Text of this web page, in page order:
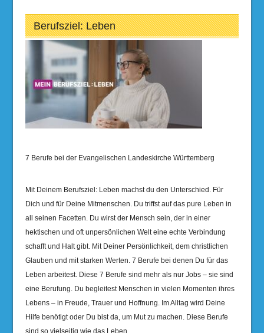
Berufsziel: Leben
7 Berufe bei der Evangelischen Landeskirche Württemberg
Mit Deinem Berufsziel: Leben machst du den Unterschied. Für
Dich und für Deine Mitmenschen. Du triffst auf das pure Leben in
all seinen Facetten. Du wirst der Mensch sein, der in einer
hektischen und oft unpersönlichen Welt eine echte Verbindung
schafft und Halt gibt. Mit Deiner Persönlichkeit, dem christlichen
Glauben und mit starken Werten. 7 Berufe bei denen Du für das
Leben arbeitest. Diese 7 Berufe sind mehr als nur Jobs – sie sind
eine Berufung. Du begleitest Menschen in vielen Momenten ihres
Lebens – in Freude, Trauer und Hoffnung. Im Alltag wird Deine
Hilfe benötigt oder Du bist da, um Mut zu machen. Diese Berufe
sind so vielseitig wie das Leben.